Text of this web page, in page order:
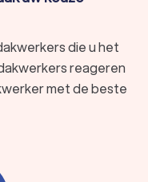
die u het
reageren
met de beste